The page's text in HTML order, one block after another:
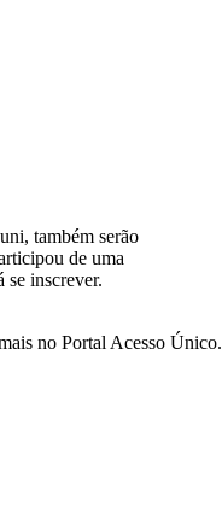
também serão
de uma
se inscrever.
no Portal Acesso Único.